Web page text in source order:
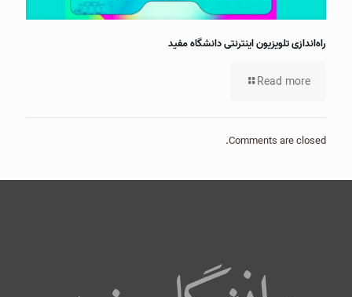
راه‌اندازی تلویزیون اینترنتی دانشگاه مفید
Read more
Comments are closed.